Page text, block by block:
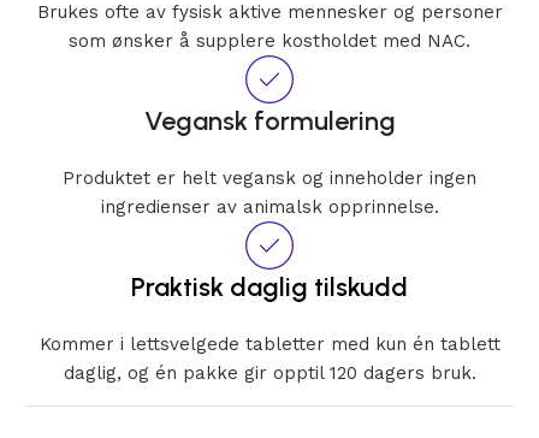
Brukes ofte av fysisk aktive mennesker og personer
som ønsker å supplere kostholdet med NAC.
Vegansk formulering
Produktet er helt vegansk og inneholder ingen
ingredienser av animalsk opprinnelse.
Praktisk daglig tilskudd
Kommer i lettsvelgede tabletter med kun én tablett
daglig, og én pakke gir opptil 120 dagers bruk.